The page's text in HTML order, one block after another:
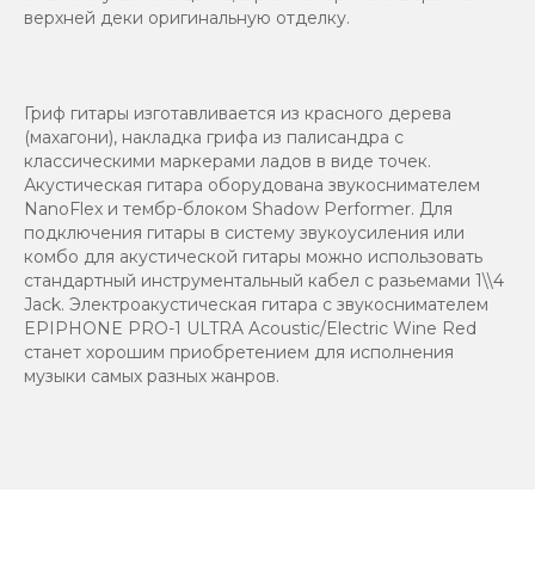
верхней деки оригинальную отделку.
Гриф гитары изготавливается из красного дерева
(махагони), накладка грифа из палисандра с
классическими маркерами ладов в виде точек.
Акустическая гитара оборудована звукоснимателем
NanoFlex и тембр-блоком Shadow Performer. Для
подключения гитары в систему звукоусиления или
комбо для акустической гитары можно использовать
стандартный инструментальный кабел с разьемами 1\\4
Jack. Электроакустическая гитара с звукоснимателем
EPIPHONE PRO-1 ULTRA Acoustic/Electric Wine Red
станет хорошим приобретением для исполнения
музыки самых разных жанров.